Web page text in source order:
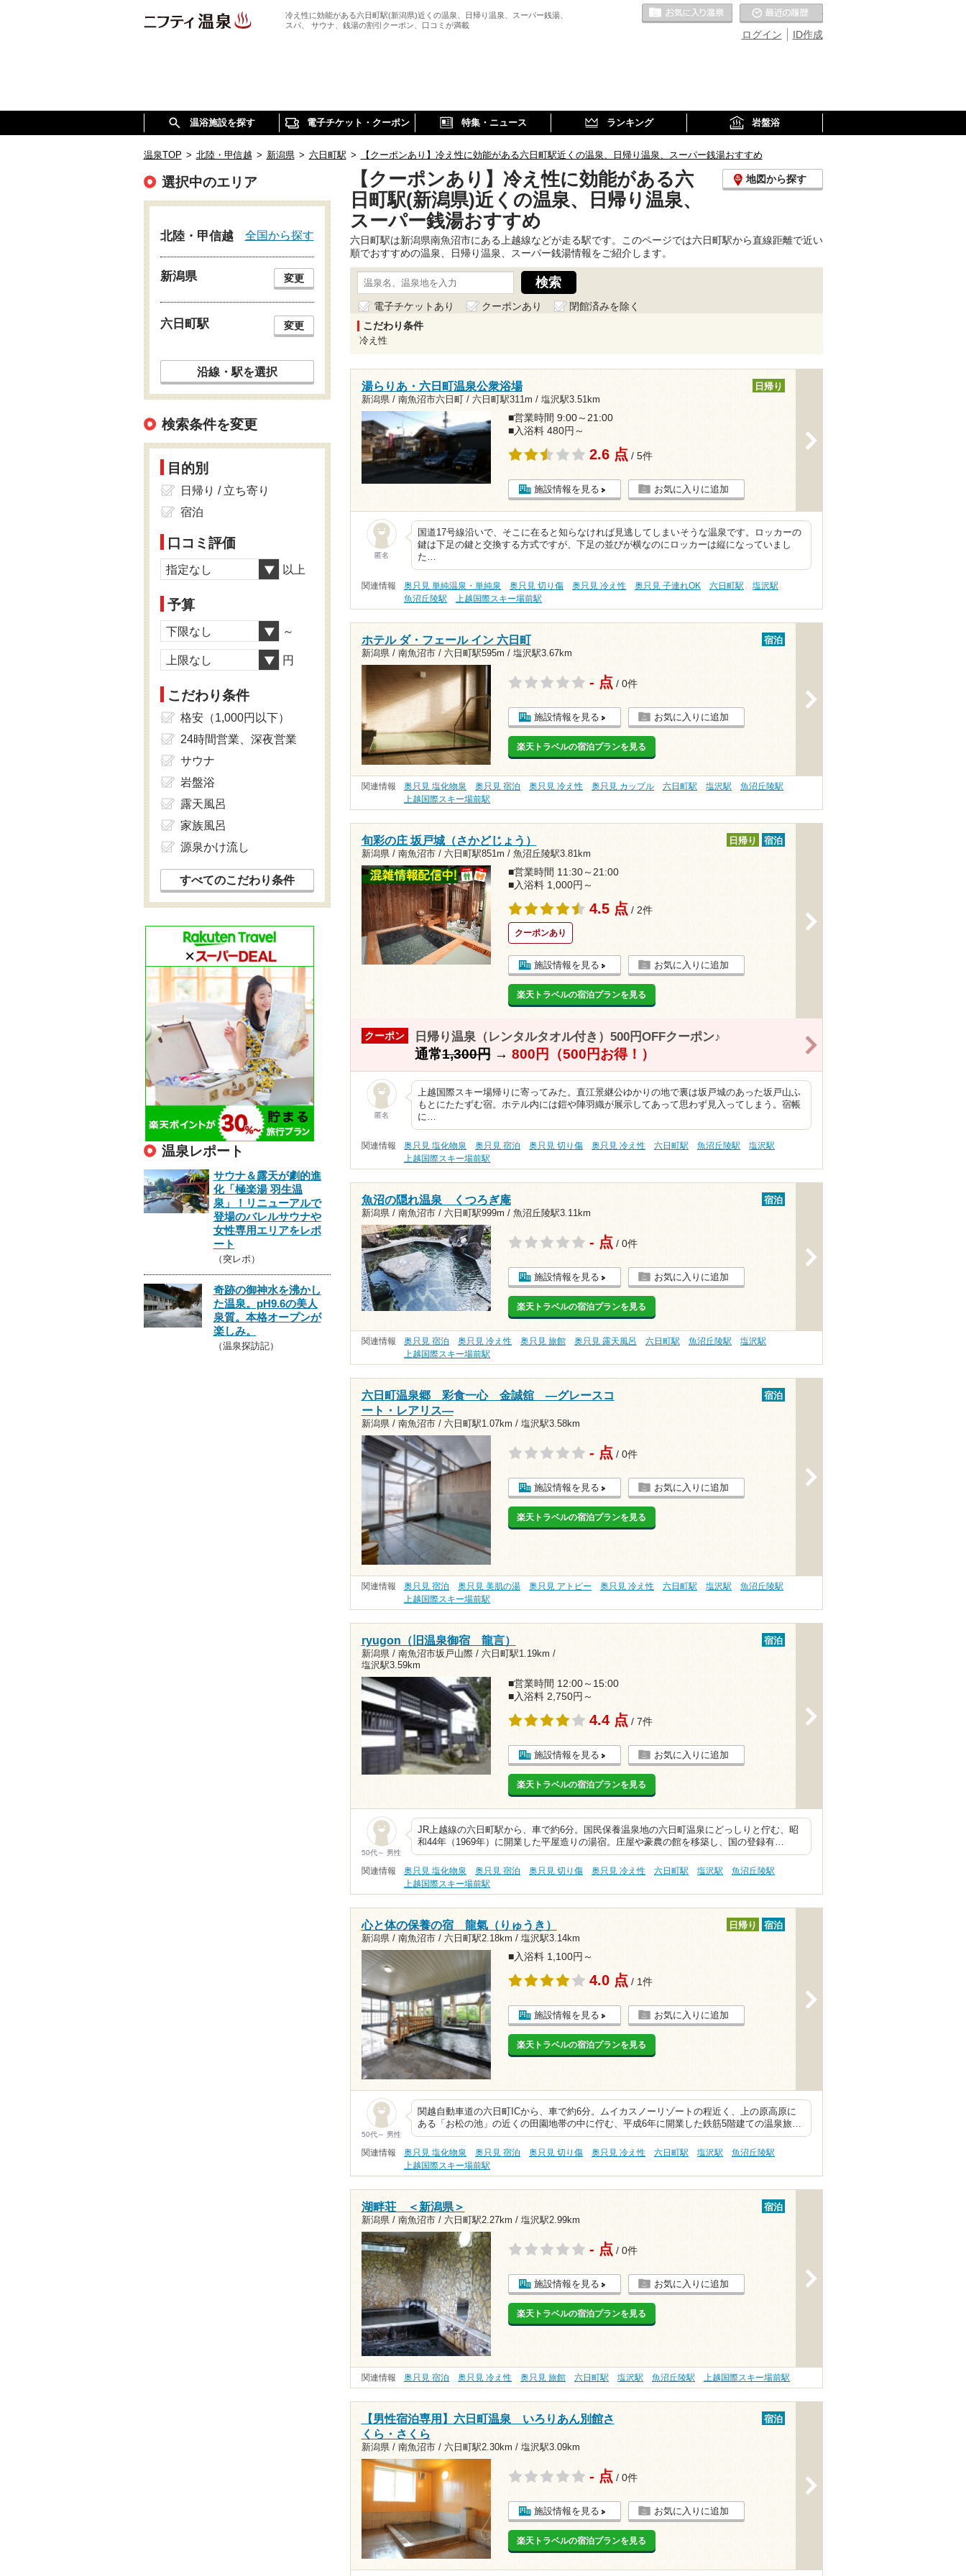
冷え性に効能がある六日町駅(新潟県)近くの温泉、日帰り温泉、スーパー銭湯、
スパ、 サウナ、銭湯の割引クーポン、口コミが満載
ID作成
ログイン
お気に入りの温泉
温浴施設を探す 電子チケット・クーポン 特集・ニュース ランキング 岩盤浴
温泉TOP > 北陸・甲信越 > 新潟県 > 六日町駅 > 【クーポンあり】冷え性に効能がある六日町駅近くの温泉、日帰り温泉、スーパー銭湯おすすめ
【クーポンあり】冷え性に効能がある六
日町駅(新潟県)近くの温泉、日帰り温泉、
スーパー銭湯おすすめ
地図から探す
六日町駅は新潟県南魚沼市にある上越線などが走る駅です。このページでは六日町駅から直線距離で近い
順でおすすめの温泉、日帰り温泉、スーパー銭湯情報をご紹介します。
電子チケットあり クーポンあり
閉館済みを除く
こだわり条件
冷え性
湯らりあ・六日町温泉公衆浴場
新潟県 / 南魚沼市六日町 / 六日町駅311m / 塩沢駅3.51km
日帰り
■営業時間 9:00～21:00
■入浴料 480円～
2.6 点 / 5件
施設情報を見る お気に入りに追加
匿名
国道17号線沿いで、そこに在ると知らなければ見逃してしまいそうな温泉です。ロッカーの
鍵は下足の鍵と交換する方式ですが、下足の並びが横なのにロッカーは縦になっていまし
た…
関連情報 奥只見 単純温泉・単純泉 奥只見 切り傷 奥只見 冷え性 奥只見 子連れOK 六日町駅
塩沢駅
魚沼丘陵駅
上越国際スキー場前駅
ホテル ダ・フェール イン 六日町
新潟県 / 南魚沼市 / 六日町駅595m / 塩沢駅3.67km
宿泊
- 点 / 0件
施設情報を見る お気に入りに追加
楽天トラベルの宿泊プランを見る
関連情報 奥只見 塩化物泉 奥只見 宿泊 奥只見 冷え性 奥只見 カップル 六日町駅 塩沢駅
魚沼丘陵駅
上越国際スキー場前駅
旬彩の庄 坂戸城（さかどじょう）
新潟県 / 南魚沼市 / 六日町駅851m / 魚沼丘陵駅3.81km
日帰り 宿泊
■営業時間 11:30～21:00
■入浴料 1,000円～
4.5 点 / 2件
クーポンあり
施設情報を見る お気に入りに追加
楽天トラベルの宿泊プランを見る
クーポン 日帰り温泉（レンタルタオル付き）500円OFFクーポン♪
通常1,300円→ 800円（500円お得！）
匿名
上越国際スキー場帰りに寄ってみた。直江景継公ゆかりの地で裏は坂戸城のあった坂戸山ふ
もとにたたずむ宿。ホテル内には鎧や陣羽織が展示してあって思わず見入ってしまう。宿帳
に…
関連情報 奥只見 塩化物泉 奥只見 宿泊 奥只見 切り傷 奥只見 冷え性 六日町駅 魚沼丘陵駅
塩沢駅
上越国際スキー場前駅
魚沼の隠れ温泉 くつろぎ庵
新潟県 / 南魚沼市 / 六日町駅999m / 魚沼丘陵駅3.11km
宿泊
- 点 / 0件
施設情報を見る お気に入りに追加
楽天トラベルの宿泊プランを見る
関連情報 奥只見 宿泊 奥只見 冷え性 奥只見 旅館 奥只見 露天風呂 六日町駅 魚沼丘陵駅
塩沢駅
上越国際スキー場前駅
六日町温泉郷 彩食一心 金誠舘 ―グレースコ
ート・レアリス―
新潟県 / 南魚沼市 / 六日町駅1.07km / 塩沢駅3.58km
宿泊
- 点 / 0件
施設情報を見る お気に入りに追加
楽天トラベルの宿泊プランを見る
関連情報 奥只見 宿泊 奥只見 美肌の湯 奥只見 アトピー 奥只見 冷え性 六日町駅 塩沢駅
魚沼丘陵駅
上越国際スキー場前駅
ryugon（旧温泉御宿 龍言）
新潟県 / 南魚沼市坂戸山際 / 六日町駅1.19km /
塩沢駅3.59km
宿泊
■営業時間 12:00～15:00
■入浴料 2,750円～
4.4 点 / 7件
施設情報を見る お気に入りに追加
楽天トラベルの宿泊プランを見る
50代～ 男性
JR上越線の六日町駅から、車で約6分。国民保養温泉地の六日町温泉にどっしりと佇む、昭
和44年（1969年）に開業した平屋造りの湯宿。庄屋や豪農の館を移築し、国の登録有…
関連情報 奥只見 塩化物泉 奥只見 宿泊 奥只見 切り傷 奥只見 冷え性 六日町駅 塩沢駅
魚沼丘陵駅
上越国際スキー場前駅
心と体の保養の宿 龍氣（りゅうき）
新潟県 / 南魚沼市 / 六日町駅2.18km / 塩沢駅3.14km
日帰り 宿泊
■入浴料 1,100円～
4.0 点 / 1件
施設情報を見る お気に入りに追加
楽天トラベルの宿泊プランを見る
50代～ 男性
関越自動車道の六日町ICから、車で約6分。ムイカスノーリゾートの程近く、上の原高原に
ある「お松の池」の近くの田園地帯の中に佇む、平成6年に開業した鉄筋5階建ての温泉旅…
関連情報 奥只見 塩化物泉 奥只見 宿泊 奥只見 切り傷 奥只見 冷え性 六日町駅 塩沢駅
魚沼丘陵駅
上越国際スキー場前駅
湖畔荘 ＜新潟県＞
新潟県 / 南魚沼市 / 六日町駅2.27km / 塩沢駅2.99km
宿泊
- 点 / 0件
施設情報を見る お気に入りに追加
楽天トラベルの宿泊プランを見る
関連情報 奥只見 宿泊 奥只見 冷え性 奥只見 旅館 六日町駅 塩沢駅 魚沼丘陵駅 上越国際スキー場前駅
【男性宿泊専用】六日町温泉 いろりあん別館さ
くら・さくら
新潟県 / 南魚沼市 / 六日町駅2.30km / 塩沢駅3.09km
宿泊
- 点 / 0件
施設情報を見る お気に入りに追加
楽天トラベルの宿泊プランを見る
選択中のエリア
北陸・甲信越 全国から探す
新潟県 変更
六日町駅 変更
沿線・駅を選択
検索条件を変更
目的別
日帰り / 立ち寄り
宿泊
口コミ評価
指定なし 以上
予算
下限なし ～
上限なし 円
こだわり条件
格安（1,000円以下）
24時間営業、深夜営業
サウナ
岩盤浴
露天風呂
家族風呂
源泉かけ流し
すべてのこだわり条件
温泉レポート
サウナ＆露天が劇的進
化「極楽湯 羽生温
泉」！リニューアルで
登場のバレルサウナや
女性専用エリアをレポ
ート
（突レポ）
奇跡の御神水を沸かし
た温泉。pH9.6の美人
泉質。本格オープンが
楽しみ。
（温泉探訪記）